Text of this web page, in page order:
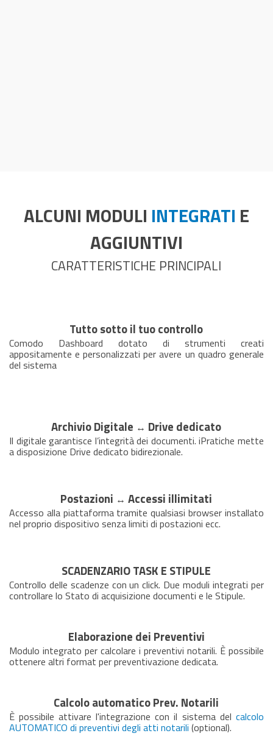
ALCUNI MODULI INTEGRATI E
AGGIUNTIVI
CARATTERISTICHE PRINCIPALI
Tutto sotto il tuo controllo
Comodo Dashboard dotato di strumenti creati
appositamente e personalizzati per avere un quadro generale
del sistema
Archivio Digitale ↔ Drive dedicato
Il digitale garantisce l’integrità dei documenti. iPratiche mette
a disposizione Drive dedicato bidirezionale.
Postazioni ↔ Accessi illimitati
Accesso alla piattaforma tramite qualsiasi browser installato
nel proprio dispositivo senza limiti di postazioni ecc.
SCADENZARIO TASK E STIPULE
Controllo delle scadenze con un click. Due moduli integrati per
controllare lo Stato di acquisizione documenti e le Stipule.
Elaborazione dei Preventivi
Modulo integrato per calcolare i preventivi notarili. È possibile
ottenere altri format per preventivazione dedicata.
Calcolo automatico Prev. Notarili
È possibile attivare l'integrazione con il sistema del calcolo
AUTOMATICO di preventivi degli atti notarili (optional).